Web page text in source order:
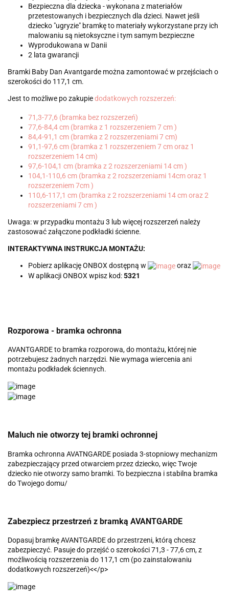
Bezpieczna dla dziecka - wykonana z materiałów
przetestowanych i bezpiecznych dla dzieci. Nawet jeśli
dziecko "ugryzie" bramkę to materiały wykorzystane przy ich
malowaniu są nietoksyczne i tym samym bezpieczne
Wyprodukowana w Danii
2 lata gwarancji
Bramki Baby Dan Avantgarde można zamontować w przejściach o
szerokości do 117,1 cm.
Jest to możliwe po zakupiedodatkowych rozszerzeń:
71,3-77,6 (bramka bez rozszerzeń)
77,6-84,4 cm (bramka z 1 rozszerzeniem 7 cm )
84,4-91,1 cm (bramka z 2 rozszerzeniami 7 cm)
91,1-97,6 cm (bramka z 1 rozszerzeniem 7 cm oraz 1
rozszerzeniem 14 cm)
97,6-104,1 cm (bramka z 2 rozszerzeniami 14 cm )
104,1-110,6 cm (bramka z 2 rozszerzeniami 14cm oraz 1
rozszerzeniem 7cm )
110,6-117,1 cm (bramka z 2 rozszerzeniami 14 cm oraz 2
rozszerzeniami 7 cm )
Uwaga: w przypadku montażu 3 lub więcej rozszerzeń należy
zastosować załączone podkładki ścienne.
INTERAKTYWNA INSTRUKCJA MONTAŻU:
Pobierz aplikację ONBOX dostępną w
oraz
W aplikacji ONBOX wpisz kod:5321
Rozporowa - bramka ochronna
AVANTGARDE to bramka rozporowa, do montażu, której nie
potrzebujesz żadnych narzędzi. Nie wymaga wiercenia ani
montażu podkładek ściennych.
Maluch nie otworzy tej bramki ochronnej
Bramka ochronna AVATNGARDE posiada 3-stopniowy mechanizm
zabezpieczający przed otwarciem przez dziecko, więc Twoje
dziecko nie otworzy samo bramki. To bezpieczna i stabilna bramka
do Twojego domu/
Zabezpiecz przestrzeń z bramką AVANTGARDE
Dopasuj bramkę AVANTGARDE do przestrzeni, którą chcesz
zabezpieczyć. Pasuje do przejść o szerokości 71,3 - 77,6 cm, z
możliwością rozszerzenia do 117,1 cm (po zainstalowaniu
dodatkowych rozszerzeń)<</p>